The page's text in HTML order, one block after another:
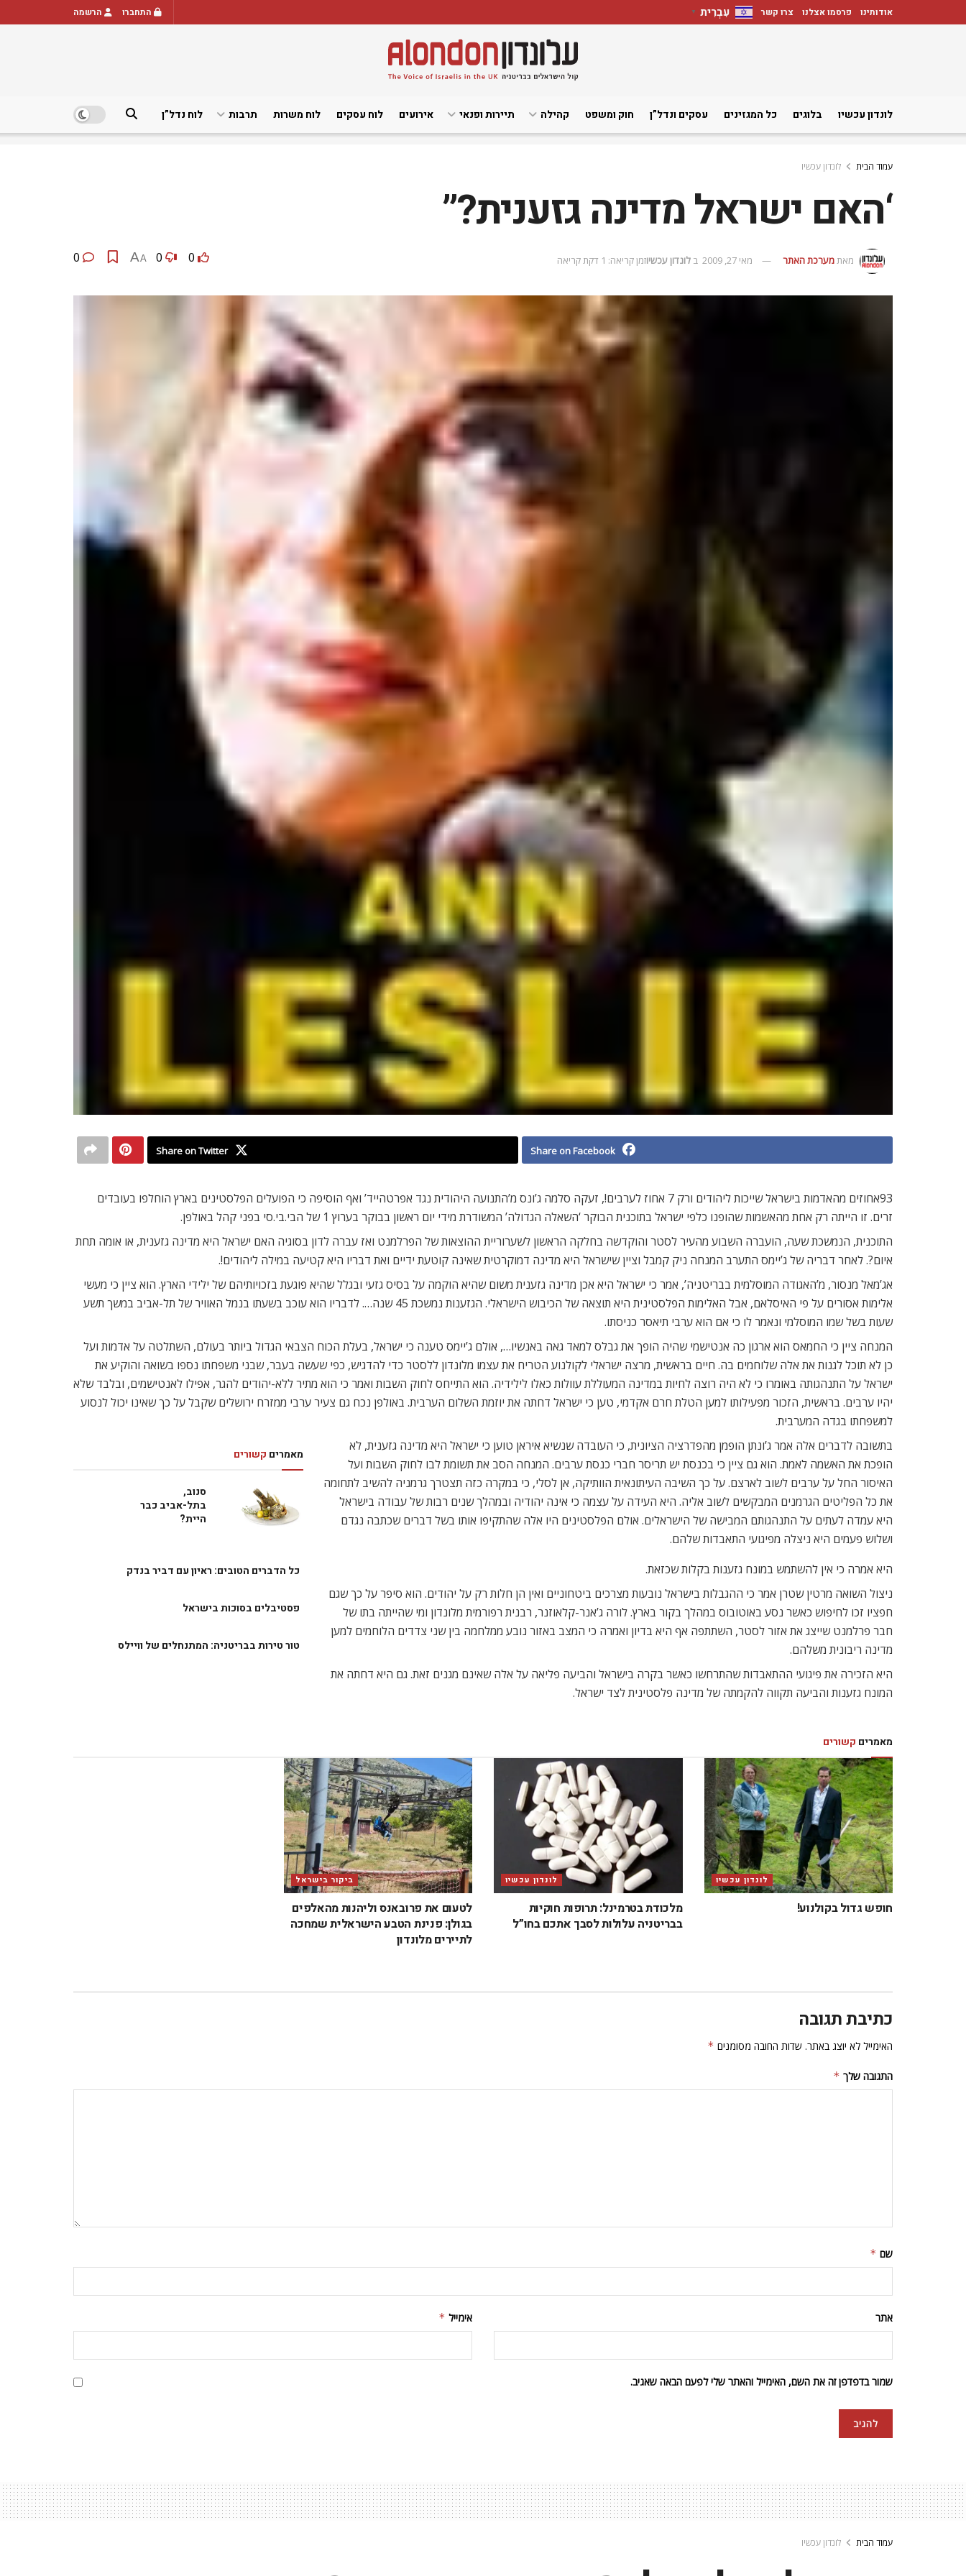
אודותינו פרסמו אצלנו צרו קשר עִבְרִית ▼ התחברו הרשמה
לונדון עכשיו בלוגים כל המגזינים עסקים ונדל”ן חוק ומשפט קהילה תיירות ופנאי אירועים לוח עסקים לוח משרות תרבות לוח נדל”ן
עמוד הבית לונדון עכשיו
‘האם ישראל מדינה גזענית?”
מאתמערכת האתר מאי 27, 2009 ב לונדון עכשיוזמן קריאה: 1 דקת קריאה 0
0
A
A
Share on Facebook
Share on Twitter
93אחוזים מהאדמות בישראל שייכות ליהודים ורק 7 אחוז לערבים!, זעקה סלמה ג’ונס מ’התנועה היהודית נגד אפרטהייד’ ואף הוסיפה כי הפועלים הפלסטינים בארץ הוחלפו בעובדים
זרים. זו הייתה רק אחת מהאשמות שהופנו כלפי ישראל בתוכנית הבוקר ‘השאלה הגדולה’ המשודרת מידי יום ראשון בבוקר בערוץ 1 של הבי.בי.סי בפני קהל באולפן.
התוכנית, הנמשכת שעה, הועברה השבוע מהעיר לסטר והוקדשה בחלקה הראשון לשערוריית ההוצאות של הפרלמנט ואז עברה לדון בסוגיה האם ישראל היא מדינה גזענית, או אומה תחת
איום?. לאחר דבריה של ג’יימס התערב המנחה ניק קמבל וציין שישראל היא מדינה דמוקרטית שאינה קוטעת ידיים ואת דבריו היא קטיעה במילה ליהודים!.
אג’מאל מנסור, מ’האגודה המוסלמית בבריטניה’, אמר כי ישראל היא אכן מדינה גזענית משום שהיא הוקמה על בסיס גזעי ובגלל שהיא פוגעת בזכויותיהם של ילידי הארץ. הוא ציין כי מעשי
אלימות אסורים על פי האיסלאם, אבל האלימות הפלסטינית היא תוצאה של הכיבוש הישראלי. הגזענות נמשכת 45 שנה…. לדבריו הוא עוכב בשעתו בנמל האוויר של תל-אביב במשך תשע
שעות בשל שמו המוסלמי ונאמר לו כי אם הוא ערבי תיאסר כניסתו.
המנחה ציין כי החמאס הוא ארגון כה אנטישמי שהיה הופך את גבלס למאד גאה באנשיו…, אולם ג’יימס טענה כי ישראל, בעלת הכוח הצבאי הגדול ביותר בעולם, השתלטה על אדמות ועל
כן לא תוכל לגנות את אלה שלוחמים בה. חיים בראשית, מרצה ישראלי לקולנוע הטריח את עצמו מלונדון ללסטר כדי להדגיש, כפי שעשה בעבר, שבני משפחתו נספו בשואה והוקיע את
ישראל על התנהגותה באומרו כי לא היה רוצה לחיות במדינה המעוללת עוולות כאלו לילידיה. הוא התייחס לחוק השבות ואמר כי הוא מתיר ללא-יהודים להגר, אפילו לאנטישמים, ובלבד שלא
יהיו ערבים. בראשית, הזכור מפעילותו למען הטלת חרם אקדמי, טען כי ישראל דחתה את יוזמת השלום הערבית. באולפן נכח גם צעיר ערבי ממזרח ירושלים שקבל על כך שאינו יכול לנסוע
למשפחתו בגדה המערבית.
מאמרים קשורים
סנוב,
בתל-אביב כבר
היית?
כל הדברים הטובים: ראיון עם דביר בנדק
פסטיבלים בסוכות בישראל
טור טירות בבריטניה: המתנחלים של וויילס
בתשובה לדברים אלה אמר ג’ונתן הופמן מהפדרציה הציונית, כי העובדה שנשיא איראן טוען כי ישראל היא מדינה גזענית, לא
הופכת את האשמה לאמת. הוא גם ציין כי בכנסת יש תריסר חברי כנסת ערבים. המנחה הסב את תשומת לבו לחוק השבות ועל
האיסור החל על ערבים לשוב לארצם. על כך השיבה העיתונאית הוותיקה, אן לסלי, כי במקרה כזה תצטרך גרמניה להשיב לתחומה
את כל הפליטים הגרמנים המבקשים לשוב אליה. היא העידה על עצמה כי אינה יהודיה ובמהלך שנים רבות של עבודה בישראל
היא עמדה לעתים על התנהגותם המבישה של הישראלים. אולם הפלסטינים היו אלה שהתקיפו אותו בשל דברים שכתבה נגדם
ושלוש פעמים היא ניצלה מפיגועי התאבדות שלהם.
היא אמרה כי אין להשתמש במונח גזענות בקלות שכזאת.
ניצול השואה מרטין שטרן אמר כי ההגבלות בישראל נובעות מצרכים ביטחוניים ואין הן חלות רק על יהודים. הוא סיפר על כך שגם
חפציו זכו לחיפוש כאשר נסע באוטובוס במהלך בקור בארץ. לורה ג’אנר-קלאוזנר, רבנית רפורמית מלונדון ומי שהייתה בתו של
חבר פרלמנט שייצג את אזור לסטר, השתתפה אף היא בדיון ואמרה כי המצב באזור נובע ממלחמה בין שני צדדים הלוחמים למען
מדינה ריבונית משלהם.
היא הזכירה את פיגועי ההתאבדות שהתרחשו כאשר בקרה בישראל והביעה פליאה על אלה שאינם מגנים זאת. גם היא דחתה את
המונח גזענות והביעה תקווה להקמתה של מדינה פלסטינית לצד ישראל.
מאמרים קשורים
לונדון עכשיו
חופש גדול בקולנוע!
לונדון עכשיו
מלכודת בטרמינל: תרופות חוקיות
בבריטניה עלולות לסבך אתכם בחו”ל
ביקור בישראל
לטעום את פרובאנס וליהנות מהאלפים
בגולן: פנינת הטבע הישראלית שמחכה
לתיירים מלונדון
כתיבת תגובה
האימייל לא יוצג באתר. שדות החובה מסומנים *
התגובה שלך *
שם *
אימייל * אתר
שמור בדפדפן זה את השם, האימייל והאתר שלי לפעם הבאה שאגיב.
עמוד הבית לונדון עכשיו